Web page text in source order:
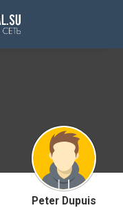
Peter Dupuis